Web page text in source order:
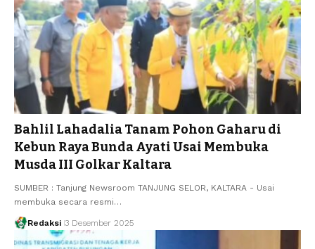
Bahlil Lahadalia Tanam Pohon Gaharu di
Kebun Raya Bunda Ayati Usai Membuka
Musda III Golkar Kaltara
SUMBER : Tanjung Newsroom TANJUNG SELOR, KALTARA - Usai
membuka secara resmi…
Redaksi 3 Desember 2025